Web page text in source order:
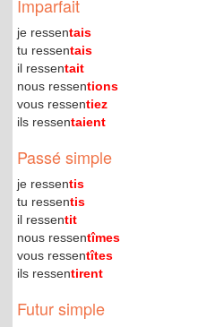
Imparfait
je ressentais
tu ressentais
il ressentait
nous ressentions
vous ressentiez
ils ressentaient
Passé simple
je ressentis
tu ressentis
il ressentit
nous ressentîmes
vous ressentîtes
ils ressentirent
Futur simple